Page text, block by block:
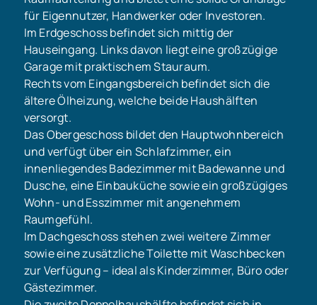
für Eigennutzer, Handwerker oder Investoren.
Im Erdgeschoss befindet sich mittig der
Hauseingang. Links davon liegt eine großzügige
Garage mit praktischem Stauraum.
Rechts vom Eingangsbereich befindet sich die
ältere Ölheizung, welche beide Haushälften
versorgt.
Das Obergeschoss bildet den Hauptwohnbereich
und verfügt über ein Schlafzimmer, ein
innenliegendes Badezimmer mit Badewanne und
Dusche, eine Einbauküche sowie ein großzügiges
Wohn- und Esszimmer mit angenehmem
Raumgefühl.
Im Dachgeschoss stehen zwei weitere Zimmer
sowie eine zusätzliche Toilette mit Waschbecken
zur Verfügung – ideal als Kinderzimmer, Büro oder
Gästezimmer.